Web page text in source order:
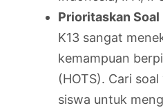
Prioritaskan Soal
K13 sangat
kemampuan
(HOTS). Cari
siswa untuk